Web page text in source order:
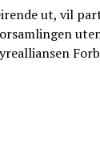
ut, vil